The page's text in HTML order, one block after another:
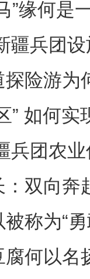
疆兵团分行
”缘何是
疆兵团设
险游为
” 如何
兵团农业
双向奔
称为“
何以名